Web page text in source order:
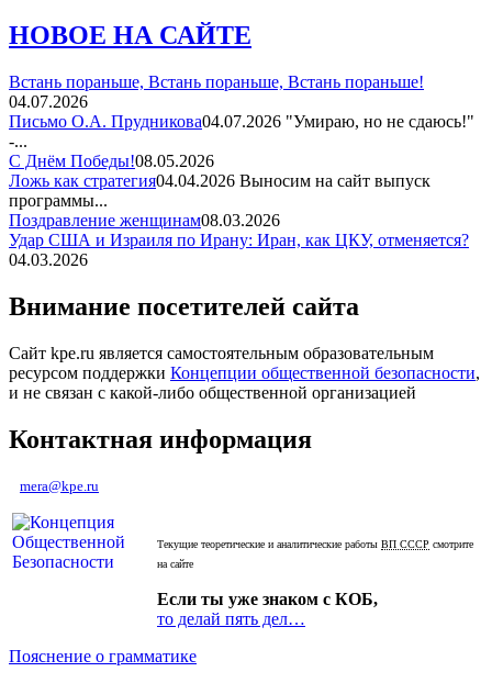
НОВОЕ НА САЙТЕ
Встань пораньше, Встань пораньше, Встань пораньше!
04.07.2026
Письмо О.А. Прудникова04.07.2026 "Умираю, но не сдаюсь!"
-...
С Днём Победы!08.05.2026
Ложь как стратегия04.04.2026 Выносим на сайт выпуск
программы...
Поздравление женщинам08.03.2026
Удар США и Израиля по Ирану: Иран, как ЦКУ, отменяется?
04.03.2026
Внимание посетителей сайта
Сайт kpe.ru является самостоятельным образовательным
ресурсом поддержки Концепции общественной безопасности,
и не связан с какой-либо общественной организацией
Контактная информация
mera@kpe.ru
Текущие теоретические и аналитические работы ВП СССР смотрите
на сайте
Если ты уже знаком с КОБ,
то делай пять дел…
Пояснение о грамматике